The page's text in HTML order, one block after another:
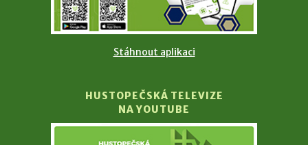
Stáhnout aplikaci
HUSTOPEČSKÁ TELEVIZE
NA YOUTUBE